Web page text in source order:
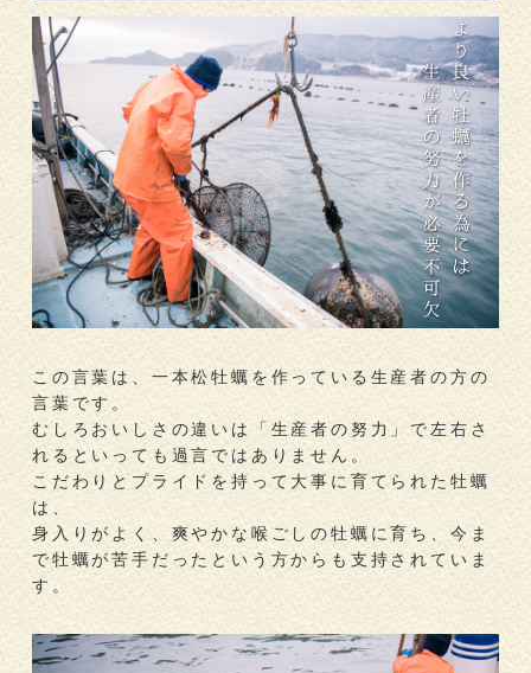
この言葉は、一本松牡蠣を作っている生産者の方の
言葉です。
むしろおいしさの違いは「生産者の努力」で左右さ
れるといっても過言ではありません。
こだわりとプライドを持って大事に育てられた牡蠣
は、
身入りがよく、爽やかな喉ごしの牡蠣に育ち、今ま
で牡蠣が苦手だったという方からも支持されていま
す。